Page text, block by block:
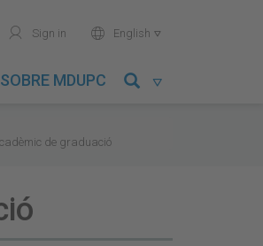
user Sign in world English 
SOBRE MDUPC 
de graduació